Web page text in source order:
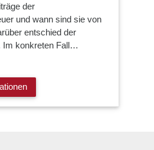
der
und wann sind sie von
entschied der
Im konkreten Fall…